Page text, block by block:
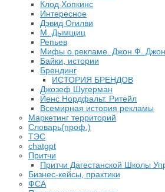
Клод Хопкинс
Интересное
Дэвид Огилви
М. Дымщиц
Репьев
Мифы о рекламе. Джон Ф.
Байки, истории
Брендинг
ИСТОРИЯ БРЕНДОВ
Джозеф Шугерман
​Йенс Нордфальт. Ритейл
Всемирная история рекламы
Маркетинг территорий
Словарь(проф.)
ТЭС
chatgpt
Притчи
Притчи Дагестанской Школы
Бизнес-кейсы, практики
ФСА